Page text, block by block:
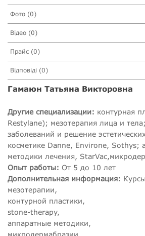
Фото (0)
Відео (0)
Прайс (0)
Відповіді (0)
Гамаюн Татьяна Викторовна
Другие специализации: контурная
Restylane); мезотерапия лица и
заболеваний и решение
косметике Danne, Environe, Sothys;
методики лечения,
Опыт работы: От 5 до 10 лет
Дополнительная информация:
мезотерапии,
контурной пластики,
stone-therapy,
аппаратные методики,